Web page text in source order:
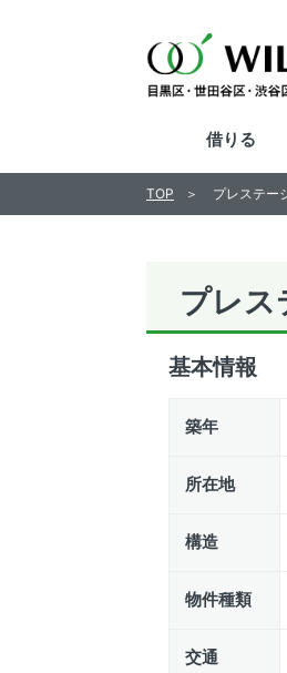
借りる
プレス
基本情報
築年
所在地
構造
物件種類
交通
TOP プレステー